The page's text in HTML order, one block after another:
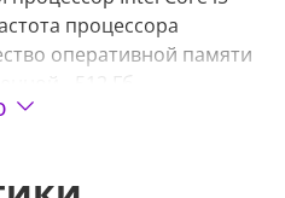
процессора
оперативной памяти
- 512 Гб.